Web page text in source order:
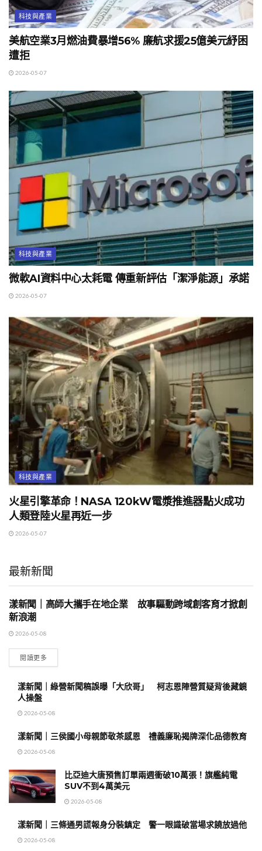
科技與產業
美航空業3月燃油費暴增56% 廉航求援25億美元紓困
遭拒
2026-05-07
科技與產業
微軟AI資料中心太耗電 傳重新評估「潔淨能源」承諾
2026-05-07
科技與產業
火星引擎革命！NASA 120kW電漿推進器點火成功
人類登陸火星再近一步
2026-05-07
最新新聞
地方時事
漾新聞｜高師大攜手在地企業 故事驅動跨域創客育才掀創
新浪潮
2026-05-08
閱讀更多
漾新聞｜綠營新聞稿誤曝「大欣哥」 柯志恩陣營質疑背後藏鏡
人操盤
2026-05-08
漾新聞｜三侯國小母親節敬茶感恩 禮義廉恥揭牌深化品德教育
2026-05-08
比亞迪大唐預售訂單兩週衝破10萬張！旗艦純電
SUV不到4萬美元
2026-05-08
漾新聞｜三條通男謊報身分裝鎮定 警一眼識破當場求饒放過他
2026-05-08